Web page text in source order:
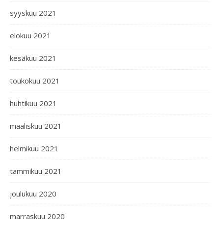
syyskuu 2021
elokuu 2021
kesäkuu 2021
toukokuu 2021
huhtikuu 2021
maaliskuu 2021
helmikuu 2021
tammikuu 2021
joulukuu 2020
marraskuu 2020